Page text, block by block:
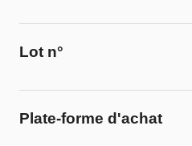
Lot n°
Plate-forme d'achat